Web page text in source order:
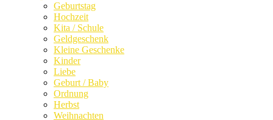
Geburtstag
Hochzeit
Kita / Schule
Geldgeschenk
Kleine Geschenke
Kinder
Liebe
Geburt / Baby
Ordnung
Herbst
Weihnachten